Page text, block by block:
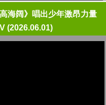
海阔》唱出少年激昂力量
(2026.06.01)